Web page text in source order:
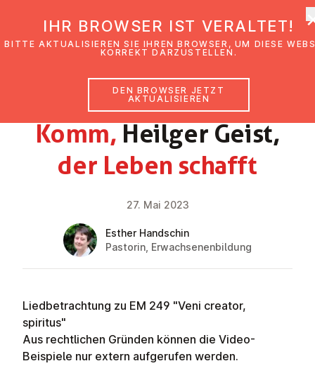
Komm,Heilger Geist,
der Leben schafft
GLAUBENSIMPULS
27. Mai 2023
Esther Handschin
Pastorin, Erwachsenenbildung
Liedbetrachtung zu EM 249 "Veni creator,
spiritus"
Aus rechtlichen Gründen können die Video-
Beispiele nur extern aufgerufen werden.
IHR BROWSER IST VERALTET!
BITTE AKTUALISIEREN SIE IHREN BROWSER, UM DIESE
KORREKT DARZUSTELLEN.
DEN BROWSER JETZT
AKTUALISIEREN